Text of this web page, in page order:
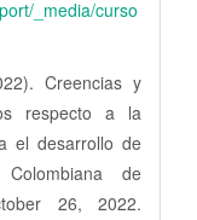
_media/curso
Creencias y
respecto a la
el desarrollo de
Colombiana de
26, 2022.